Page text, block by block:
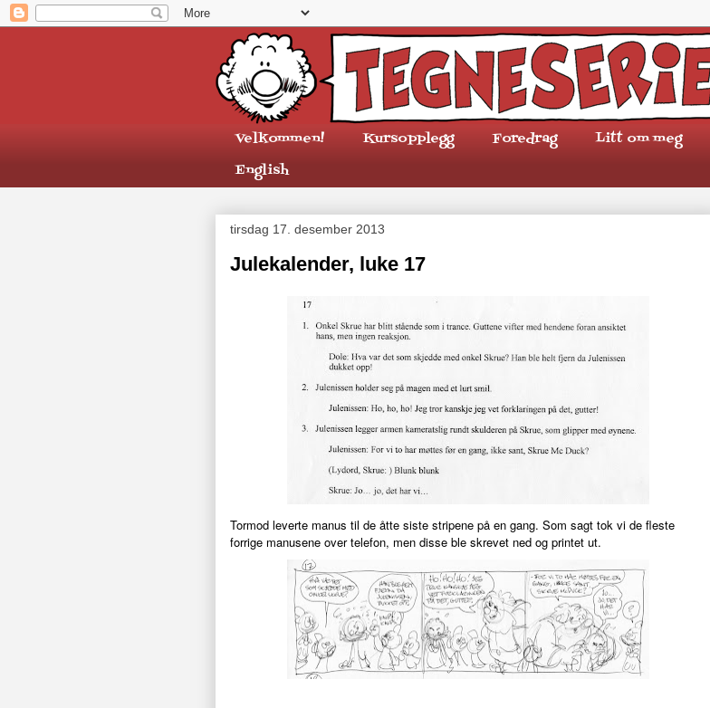
Velkommen! Kursopplegg Foredrag Litt om meg
English
tirsdag 17. desember 2013
Julekalender, luke 17
Tormod leverte manus til de åtte siste stripene på en gang. Som sagt tok vi de fleste
forrige manusene over telefon, men disse ble skrevet ned og printet ut.